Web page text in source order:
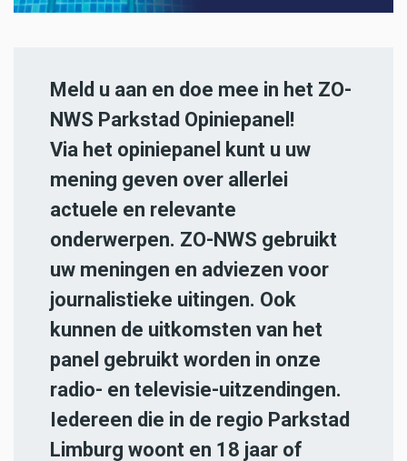
Meld u aan en doe mee in het ZO-
NWS Parkstad Opiniepanel!
Via het opiniepanel kunt u uw
mening geven over allerlei
actuele en relevante
onderwerpen. ZO-NWS gebruikt
uw meningen en adviezen voor
journalistieke uitingen. Ook
kunnen de uitkomsten van het
panel gebruikt worden in onze
radio- en televisie-uitzendingen.
Iedereen die in de regio Parkstad
Limburg woont en 18 jaar of